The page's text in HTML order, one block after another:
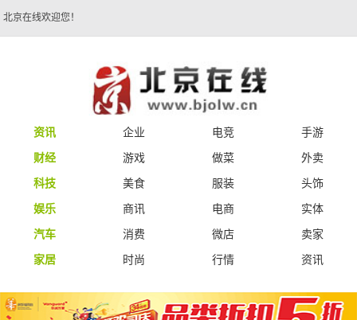
北京在线欢迎您！
资讯 企业 电竞
手游
财经
游戏 做菜
外卖
科技
美食 服装
头饰
娱乐
商讯 电商
实体
汽车
消费 微店
卖家
家居
时尚 行情 资讯